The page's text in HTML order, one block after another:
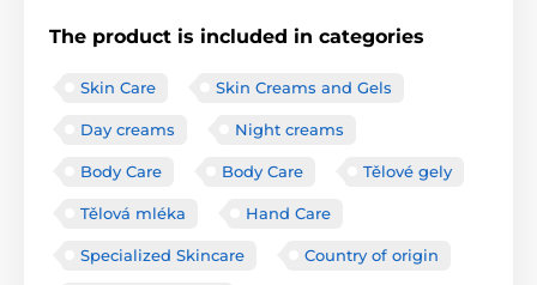
The product is included in categories
Skin Care Skin Creams and Gels
Day creams Night creams
Body Care Body Care Tělové gely
Tělová mléka Hand Care
Specialized Skincare Country of origin